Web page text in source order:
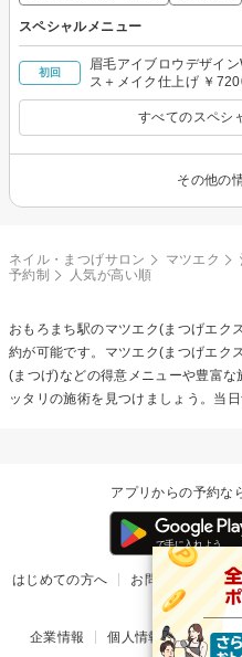
スペシャルメニュー
初回
眉毛アイブロウデザイ
ス＋メイク仕上げ ￥
すべてのスペシ
その他の
ネイル・まつげサロン マツエク
予約制
人気が高い順
おもろまち駅のマツエク(まつげエク
約が可能です。マツエク(まつげエク
(まつげ)などの得意メニューや豊富
ッタリの施術を見つけましょう。当
アプリからの予約な
はじめての方へ お問い合わせ
掲載ご希望
企業情報 個人情報保護方針